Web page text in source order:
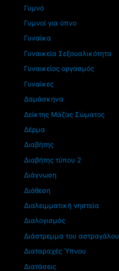
Γυμνό
Γυμνοί για ύπνο
Γυναίκα
Γυναικεία Σεξουαλικότητα
Γυναικείος οργασμός
Γυναίκες
Δαμάσκηνα
Δείκτης Μάζας Σώματος
Δέρμα
Διαβήτης
Διαβήτης τύπου 2
Διάγνωση
Διάθεση
Διαλειμματική νηστεία
Διαλογισμός
Διάστρεμμα του αστραγάλου
Διαταραχές Ύπνου
Διατάσεις